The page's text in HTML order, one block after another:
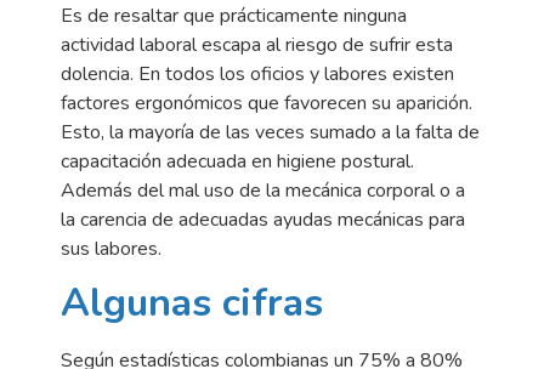
Es de resaltar que prácticamente ninguna
actividad laboral escapa al riesgo de sufrir esta
dolencia. En todos los oficios y labores existen
factores ergonómicos que favorecen su aparición.
Esto, la mayoría de las veces sumado a la falta de
capacitación adecuada en higiene postural.
Además del mal uso de la mecánica corporal o a
la carencia de adecuadas ayudas mecánicas para
sus labores.
Algunas cifras
Según estadísticas colombianas un 75% a 80%